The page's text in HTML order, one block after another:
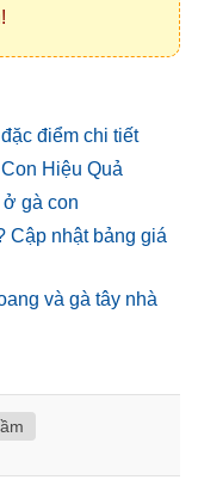
điểm chi tiết
Hiệu Quả
ở gà con
Cập nhật bảng giá
và gà tây nhà